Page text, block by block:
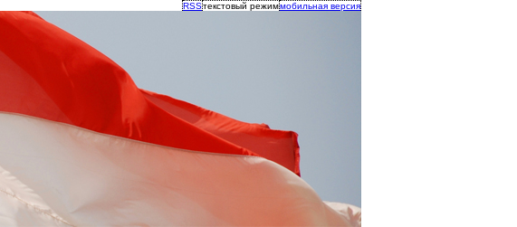
RSSтекстовый режиммобильная версия